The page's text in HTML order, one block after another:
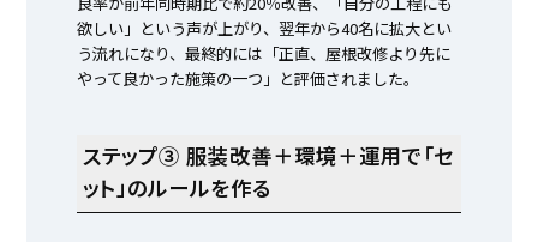
欲しい」という声が上がり、翌年から40名に拡大とい
う流れになり、最終的には「正直、屋根改修より先に
やって良かった施策の一つ」と評価されました。
ステップ③ 服装改善＋環境＋運用で「セ
ット」のルールを作る